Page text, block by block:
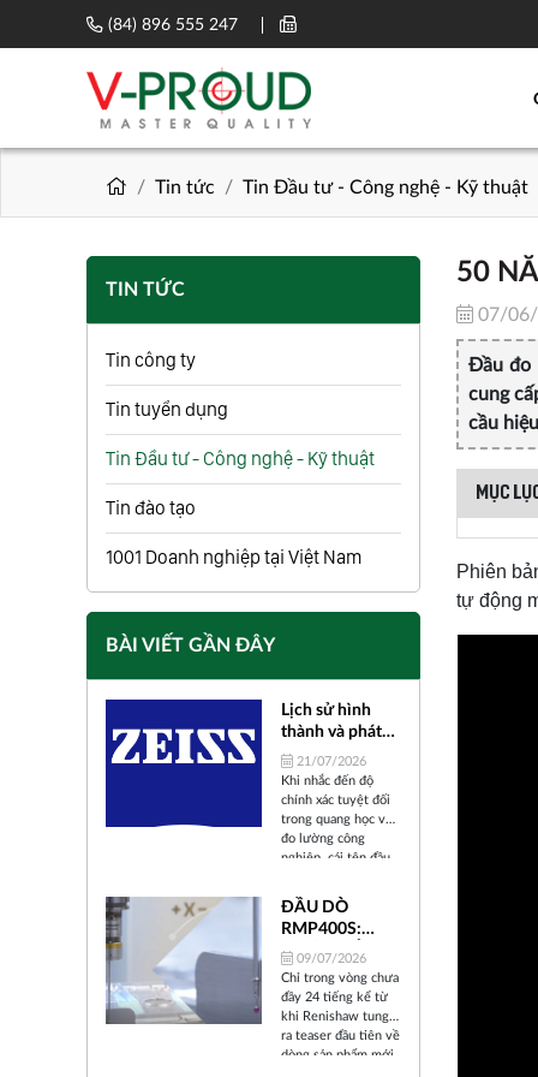
(84) 896 555 247
Tin tức Tin Đầu tư - Công nghệ - Kỹ thuật
TIN TỨC
Tin công ty
Tin tuyển dụng
Tin Đầu tư - Công nghệ - Kỹ thuật
Tin đào tạo
1001 Doanh nghiệp tại Việt Nam
BÀI VIẾT GẦN ĐÂY
Lịch sử hình
thành và phát
triển của Carl
Zeiss
21/07/2026
Khi nhắc đến độ
chính xác tuyệt đối
trong quang học và
đo lường công
nghiệp, cái tên đầu
tâm trí các kỹ sư và
nhà khoa học trên
toàn thế giới chính
là ZEISS (Carl Zeiss).
Trải qua hơn 175
năm tồn tại và phát
triển, từ một xưởng
cơ khí chính xác nhỏ
bé tại thành phố
ĐẦU DÒ
RMP400S:
BƯỚC TIẾN
"ALL-IN-ONE"
CỦA
RENISHAW
TRONG KỶ
NGUYÊN SẢN
09/07/2026
Chỉ trong vòng chưa
đầy 24 tiếng kể từ
khi Renishaw tung
ra teaser đầu tiên về
dòng sản phẩm mới
50
07/
Đầu đo
cung
cầu
MỤC
Phiên
tự động